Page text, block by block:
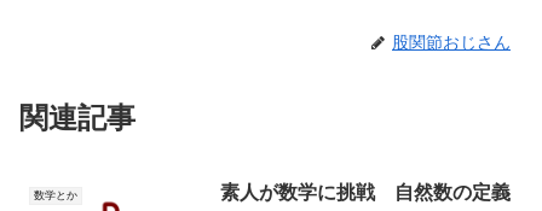
股関節おじさん
関連記事
数学とか 素人が数学に挑戦 自然数の定義